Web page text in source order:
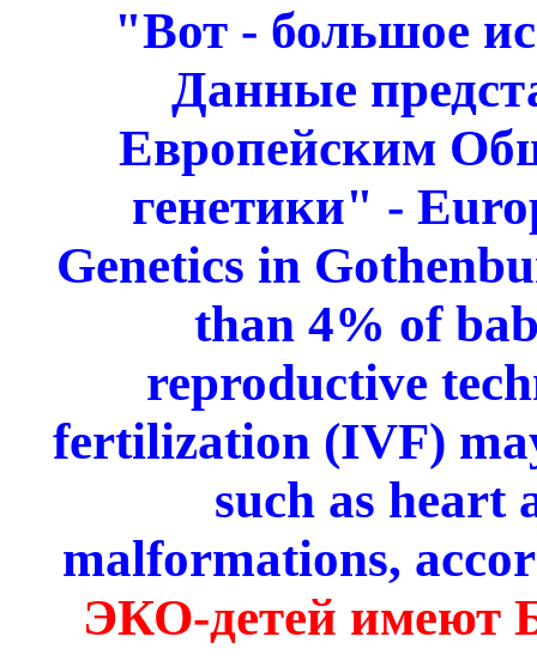
"Вот - большое
Данные
Европейским
генетики" -
Genetics in
than 4% of
reproductive
fertilization (IVF)
such as heart
malformations,
ЭКО-детей